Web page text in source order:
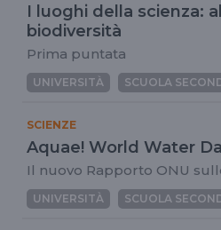
I luoghi della scienza:
biodiversità
Prima puntata
UNIVERSITÀ SCUOLA
SCIENZE
Aquae! World Water
Il nuovo Rapporto ONU
UNIVERSITÀ SCUOLA